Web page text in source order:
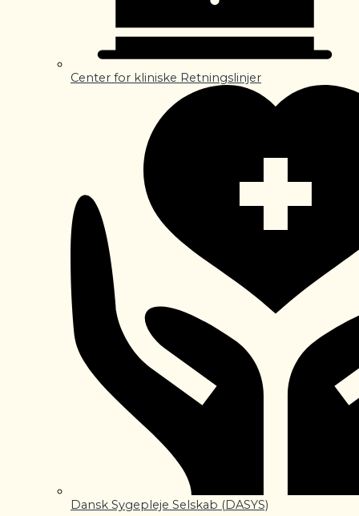
Center for kliniske Retningslinjer
Dansk Sygepleje Selskab (DASYS)